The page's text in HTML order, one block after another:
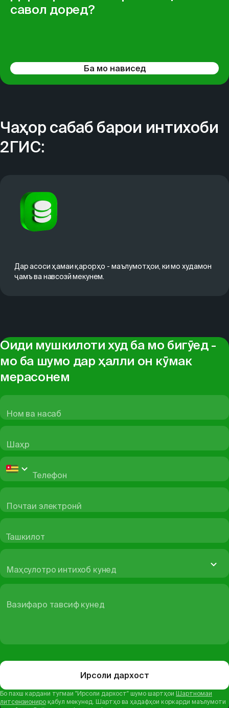
савол доред?
Ба мо нависед
Чаҳор сабаб барои интихоби
2ГИС:
Дар асоси ҳамаи қарорҳо - маълумотҳои, ки мо худамон
ҷамъ ва навсозӣ мекунем.
Оиди мушкилоти худ ба мо бигӯед -
мо ба шумо дар ҳалли он кӯмак
мерасонем
Ном ва насаб
Шаҳр
Телефон
Почтаи электронӣ
Ташкилот
Маҳсулотро интихоб кунед
Вазифаро тавсиф кунед
Ирсоли дархост
Бо пахш кардани тугмаи "Ирсоли дархост" шумо шартҳои Шартномаи
литсензиониро қабул мекунед. Шартҳо ва ҳадафҳои коркарди маълумоти